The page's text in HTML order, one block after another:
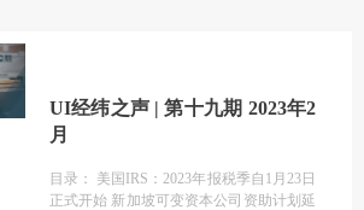
UI经纬之声 | 第十九期 2023年2
月
目录： 美国IRS：2023年报税季自1月23日
正式开始 新加坡可变资本公司资助计划延